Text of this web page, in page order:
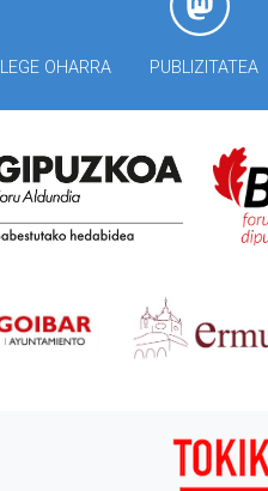
LEGE OHARRA PUBLIZITATEA